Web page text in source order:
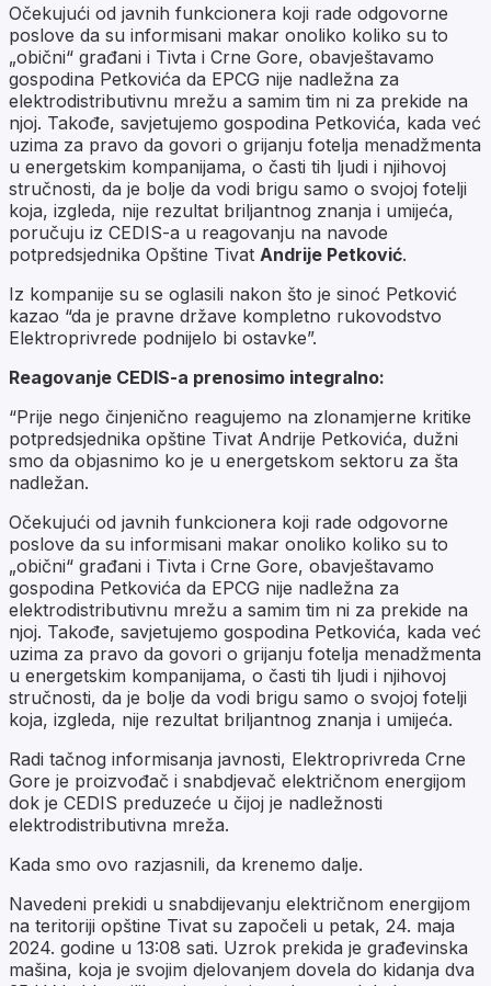
Očekujući od javnih funkcionera koji rade odgovorne
poslove da su informisani makar onoliko koliko su to
„obični“ građani i Tivta i Crne Gore, obavještavamo
gospodina Petkovića da EPCG nije nadležna za
elektrodistributivnu mrežu a samim tim ni za prekide na
njoj. Takođe, savjetujemo gospodina Petkovića, kada već
uzima za pravo da govori o grijanju fotelja menadžmenta
u energetskim kompanijama, o časti tih ljudi i njihovoj
stručnosti, da je bolje da vodi brigu samo o svojoj fotelji
koja, izgleda, nije rezultat briljantnog znanja i umijeća,
poručuju iz CEDIS-a u reagovanju na navode
potpredsjednika Opštine Tivat Andrije Petković.
Iz kompanije su se oglasili nakon što je sinoć Petković
kazao “da je pravne države kompletno rukovodstvo
Elektroprivrede podnijelo bi ostavke”.
Reagovanje CEDIS-a prenosimo integralno:
“Prije nego činjenično reagujemo na zlonamjerne kritike
potpredsjednika opštine Tivat Andrije Petkovića, dužni
smo da objasnimo ko je u energetskom sektoru za šta
nadležan.
Očekujući od javnih funkcionera koji rade odgovorne
poslove da su informisani makar onoliko koliko su to
„obični“ građani i Tivta i Crne Gore, obavještavamo
gospodina Petkovića da EPCG nije nadležna za
elektrodistributivnu mrežu a samim tim ni za prekide na
njoj. Takođe, savjetujemo gospodina Petkovića, kada već
uzima za pravo da govori o grijanju fotelja menadžmenta
u energetskim kompanijama, o časti tih ljudi i njihovoj
stručnosti, da je bolje da vodi brigu samo o svojoj fotelji
koja, izgleda, nije rezultat briljantnog znanja i umijeća.
Radi tačnog informisanja javnosti, Elektroprivreda Crne
Gore je proizvođač i snabdjevač električnom energijom
dok je CEDIS preduzeće u čijoj je nadležnosti
elektrodistributivna mreža.
Kada smo ovo razjasnili, da krenemo dalje.
Navedeni prekidi u snabdijevanju električnom energijom
na teritoriji opštine Tivat su započeli u petak, 24. maja
2024. godine u 13:08 sati. Uzrok prekida je građevinska
mašina, koja je svojim djelovanjem dovela do kidanja dva